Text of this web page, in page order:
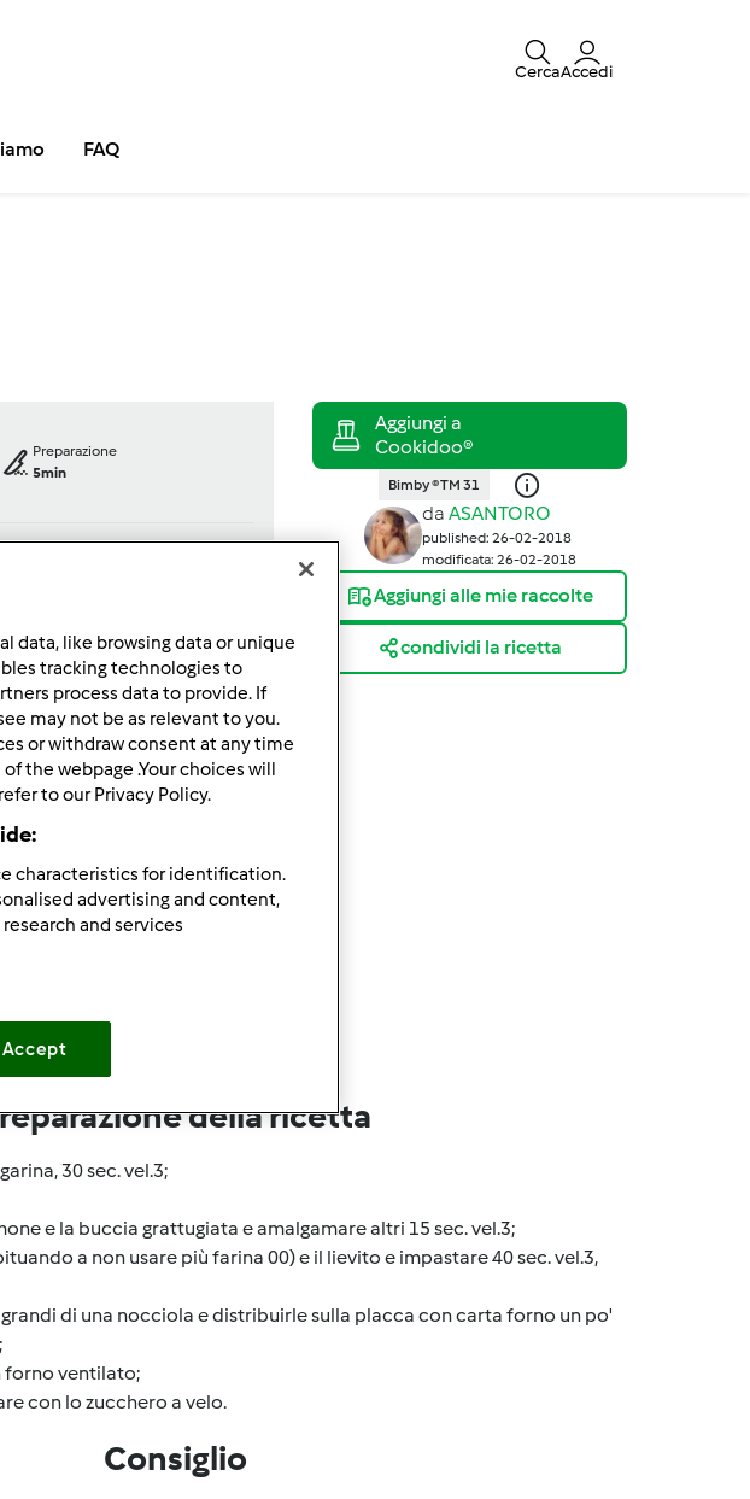
CercaAccedi
FAQ
Preparazione
5min
porzione/porzioni
44pezzo/pezzi
--
Bimby ® TM 31
da ASANTORO
published: 26-02-2018
modificata: 26-02-2018
Aggiungi alle mie raccolte
condividi la ricetta
della ricetta
30 sec. vel.3;
e la buccia grattugiata e amalgamare altri 15 sec. vel.3;
a non usare più farina 00) e il lievito e impastare 40 sec. vel.3,
di una nocciola e distribuirle sulla placca con carta forno un po'
forno ventilato;
con lo zucchero a velo.
Consiglio
data, like browsing data or unique
tracking technologies to
process data to provide. If
may not be as relevant to you.
or withdraw consent at any time
the webpage .Your choices will
to our Privacy Policy.
characteristics for identification.
advertising and content,
and services
Accept